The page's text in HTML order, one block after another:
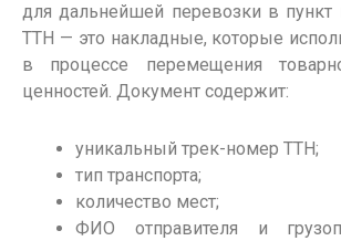
для дальнейшей перевозки в пункт
ТТН — это накладные, которые
в процессе перемещения
ценностей. Документ содержит:
уникальный трек-номер ТТН;
тип транспорта;
количество мест;
ФИО отправителя и